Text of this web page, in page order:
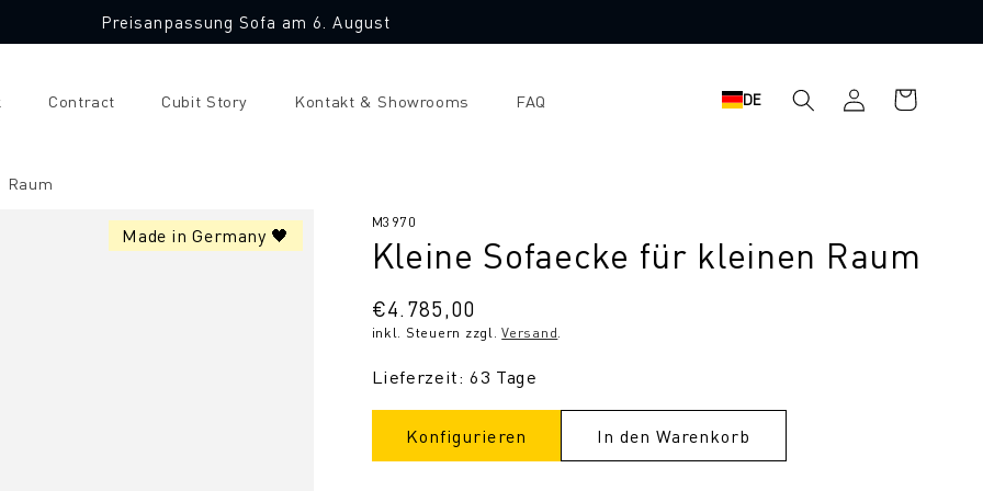
Preisanpassung Sofa am 6. August
Contract Cubit Story Kontakt & Showrooms FAQ DE EinloggenWarenkorb
Raum
Made in Germany 🖤
SKU:
M3970
Kleine Sofaecke für kleinen Raum
Normaler
Preis
€4.785,00
inkl. Steuern zzgl.Versand.
Lieferzeit: 63 Tage
Konfigurieren In den Warenkorb